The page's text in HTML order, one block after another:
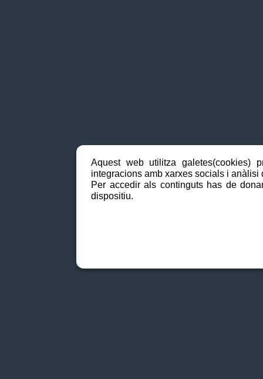
Aquest web utilitza galetes(cookies)
integracions amb xarxes socials i anàlisi
Per accedir als continguts has de
dispositiu.